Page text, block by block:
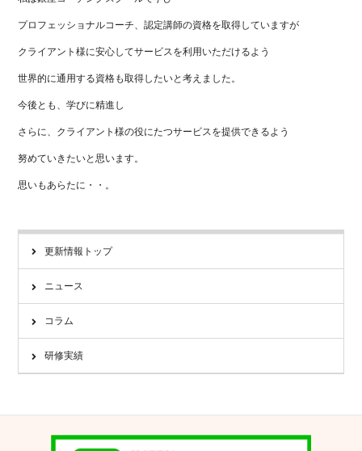
プロフェッショナルコーチ、認定講師の資格を取得していますが
クライアント様に安心してサービスを利用いただけるよう
世界的に通用する資格も取得したいと考えました。
今後とも、学びに精進し
さらに、クライアント様の役にたつサービスを提供できるよう
努めていきたいと思います。
思いもあらたに・・。
更新情報トップ
ニュース
コラム
研修実績